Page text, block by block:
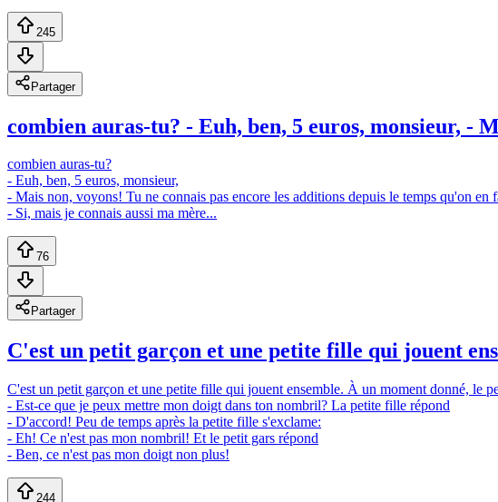
245
Partager
combien auras-tu? - Euh, ben, 5 euros, monsieur, -
combien auras-tu?
- Euh, ben, 5 euros, monsieur,
- Mais non, voyons! Tu ne connais pas encore les additions depuis le temps qu'on en
- Si, mais je connais aussi ma mère...
76
Partager
C'est un petit garçon et une petite fille qui jouent
C'est un petit garçon et une petite fille qui jouent ensemble. À un moment donné, le
- Est-ce que je peux mettre mon doigt dans ton nombril? La petite fille répond
- D'accord! Peu de temps après la petite fille s'exclame:
- Eh! Ce n'est pas mon nombril! Et le petit gars répond
- Ben, ce n'est pas mon doigt non plus!
244